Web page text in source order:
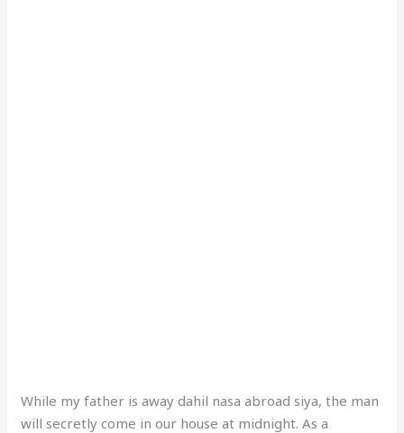
While my father is away dahil nasa abroad siya, the man
will secretly come in our house at midnight. As a